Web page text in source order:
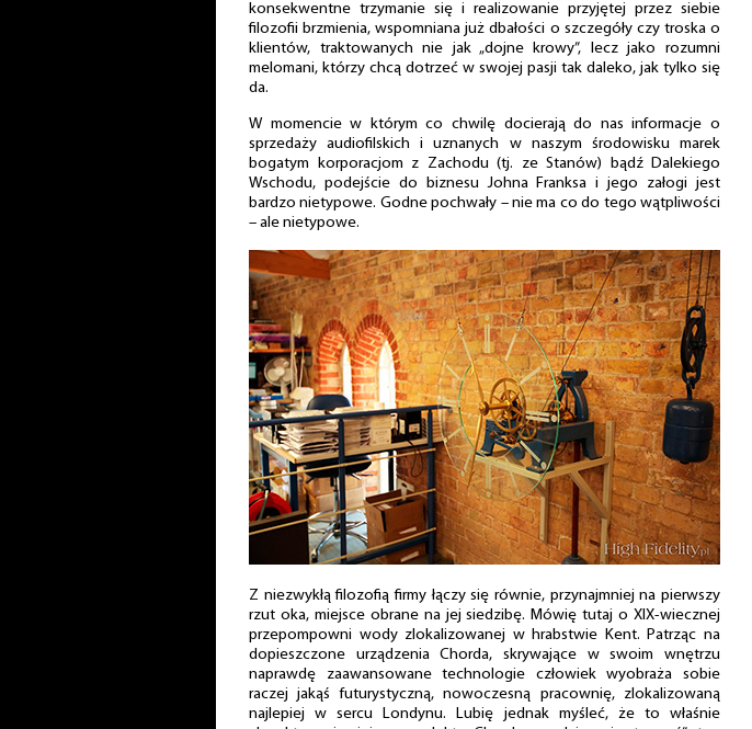
konsekwentne trzymanie się i realizowanie przyjętej przez siebie
filozofii brzmienia, wspomniana już dbałości o szczegóły czy troska o
klientów, traktowanych nie jak „dojne krowy”, lecz jako rozumni
melomani, którzy chcą dotrzeć w swojej pasji tak daleko, jak tylko się
da.
W momencie w którym co chwilę docierają do nas informacje o
sprzedaży audiofilskich i uznanych w naszym środowisku marek
bogatym korporacjom z Zachodu (tj. ze Stanów) bądź Dalekiego
Wschodu, podejście do biznesu Johna Franksa i jego załogi jest
bardzo nietypowe. Godne pochwały – nie ma co do tego wątpliwości
– ale nietypowe.
Z niezwykłą filozofią firmy łączy się równie, przynajmniej na pierwszy
rzut oka, miejsce obrane na jej siedzibę. Mówię tutaj o XIX-wiecznej
przepompowni wody zlokalizowanej w hrabstwie Kent. Patrząc na
dopieszczone urządzenia Chorda, skrywające w swoim wnętrzu
naprawdę zaawansowane technologie człowiek wyobraża sobie
raczej jakąś futurystyczną, nowoczesną pracownię, zlokalizowaną
najlepiej w sercu Londynu. Lubię jednak myśleć, że to właśnie